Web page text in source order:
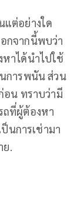
ต่อย่างใด
กจากนี้พบว่า
าได้นำไปใช้
การพนัน ส่วน
อน ทราบว่ามี
ถที่ผู้ต้องหา
นการเช่ามา
ย.